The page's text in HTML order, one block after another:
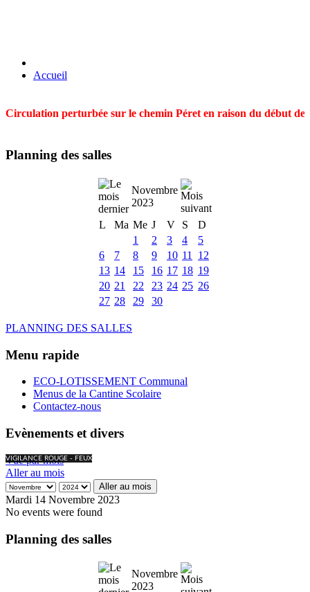
Accueil
Circulation perturbée sur le chemin Péret en raison du début
Planning des salles
Novembre
2023
L
Ma Me J V S
D
1
2 3 4
5
6
7 8 9 10 11
12
13 14 15 16 17 18 19
20 21 22 23 24 25 26
27 28 29 30
PLANNING DES SALLES
Menu rapide
ECO-LOTISSEMENT Communal
Menus de la Cantine Scolaire
Contactez-nous
Evènements et divers
VIGILANCE ROUGE - FEUX
Vue par mois
Aller au mois
Aller au mois
Mardi 14 Novembre 2023
No events were found
Planning des salles
Novembre
2023